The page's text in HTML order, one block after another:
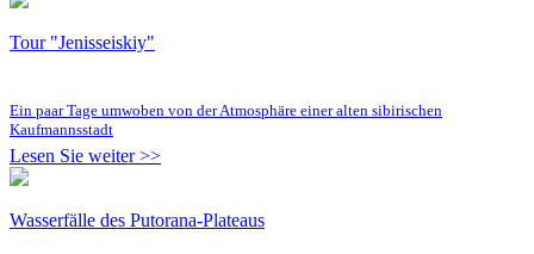
Tour "Jenisseiskiy"
Ein paar Tage umwoben von der Atmosphäre einer alten sibirischen
Kaufmannsstadt
Lesen Sie weiter >>
Wasserfälle des Putorana-Plateaus